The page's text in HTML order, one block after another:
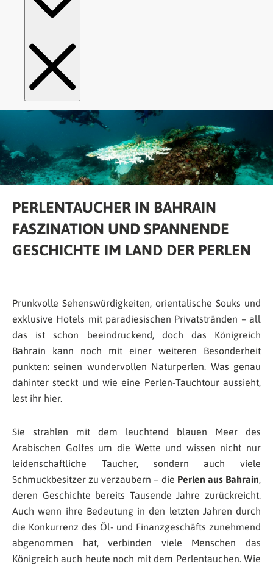
PERLENTAUCHER IN BAHRAIN
FASZINATION UND SPANNENDE
GESCHICHTE IM LAND DER PERLEN
Prunkvolle Sehenswürdigkeiten, orientalische Souks und
exklusive Hotels mit paradiesischen Privatstränden – all
das ist schon beeindruckend, doch das Königreich
Bahrain kann noch mit einer weiteren Besonderheit
punkten: seinen wundervollen Naturperlen. Was genau
dahinter steckt und wie eine Perlen-Tauchtour aussieht,
lest ihr hier.
Sie strahlen mit dem leuchtend blauen Meer des
Arabischen Golfes um die Wette und wissen nicht nur
leidenschaftliche Taucher, sondern auch viele
Schmuckbesitzer zu verzaubern – die Perlen aus Bahrain,
deren Geschichte bereits Tausende Jahre zurückreicht.
Auch wenn ihre Bedeutung in den letzten Jahren durch
die Konkurrenz des Öl- und Finanzgeschäfts zunehmend
abgenommen hat, verbinden viele Menschen das
Königreich auch heute noch mit dem Perlentauchen. Wie